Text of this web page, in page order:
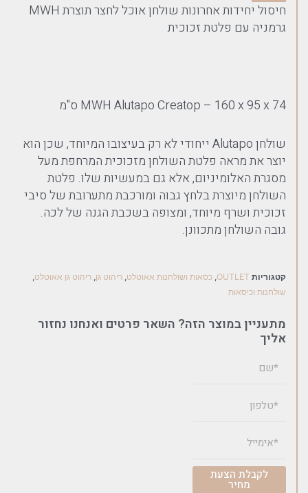
חיסול יחידות אחרונות שולחן אוכל לחצר תוצרת MWH
גרמניה עם פלטת זכוכית
MWH Alutapo Creatop – 160 x 95 x 74 ס"מ
שולחן Alutapo ייחודי לא רק בעיצובו המיוחד, שכן הוא
יוצר את מראה פלטת השולחן מזכוכית המרחפת מעל
מסגרת האלומיניום, אלא גם במעשיות שלו. פלטת
השולחן מיוצרת בלחץ גבוה ומורכבת מתערובת של סיבי
זכוכית ושרף מיוחד, ומצופה בשכבת הגנה של לכה.
גובה השולחן מתכוונן.
קטגוריות OUTLET
, כסאות ושולחנות אאוטלט, ריהוט גן, ריהוט גן אאוטלט,
שולחנות וכיסאות
מתעניין במוצר הזה? השאר פרטים ואנחנו נחזור
אליך
לקבלת הצעת
מחיר